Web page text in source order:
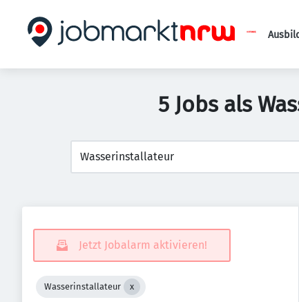
5 Jobs als
Jetzt Jobalarm aktivieren!
Wasserinstallateur